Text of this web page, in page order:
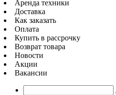
Аренда техники
Доставка
Как заказать
Оплата
Купить в рассрочку
Возврат товара
Новости
Акции
Вакансии